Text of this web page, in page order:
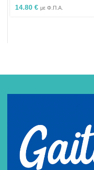
14.80 € με Φ.Π.Α.